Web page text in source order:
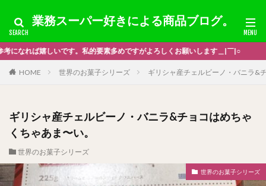
業務スーパー好きによる商品ブログ。
しくお願いします＿|￣|○
HOME 世界のお菓子シリーズ ギリシャ産チェルビーノ・バニラ&
ギリシャ産チェルビーノ・バニラ&チョコはめちゃ
くちゃあま〜い。
世界のお菓子シリーズ
世界のお菓子シリーズ